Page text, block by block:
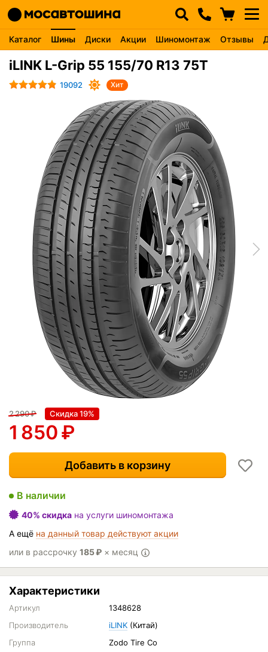
Каталог Шины Диски Акции Шиномонтаж Отзывы
iLINK L-Grip 55 155/70 R13 75T
19092 Хит
2 290₽ Скидка 19%
1 850₽
Добавить в корзину
В наличии
40% скидка на услуги шиномонтажа
А ещё на данный товар действуют акции
или в рассрочку 185₽ × месяц
Характеристики
Артикул
1348628
Производитель
iLINK (Китай)
Группа
Zodo Tire Co